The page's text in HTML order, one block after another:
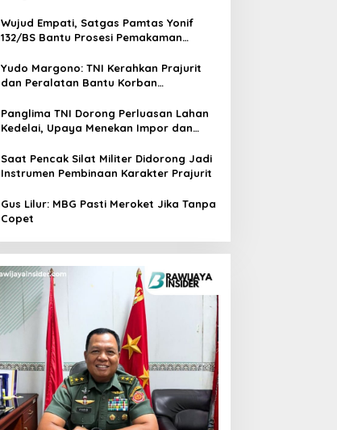
Wujud Empati, Satgas Pamtas Yonif
132/BS Bantu Prosesi Pemakaman
Yudo Margono: TNI Kerahkan Prajurit
dan Peralatan Bantu Korban
Panglima TNI Dorong Perluasan Lahan
Kedelai, Upaya Menekan Impor dan
Saat Pencak Silat Militer Didorong Jadi
Instrumen Pembinaan Karakter Prajurit
Gus Lilur: MBG Pasti Meroket Jika Tanpa
Copet